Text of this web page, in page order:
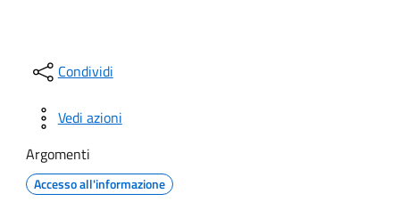
Condividi
Vedi azioni
Argomenti
Accesso all'informazione